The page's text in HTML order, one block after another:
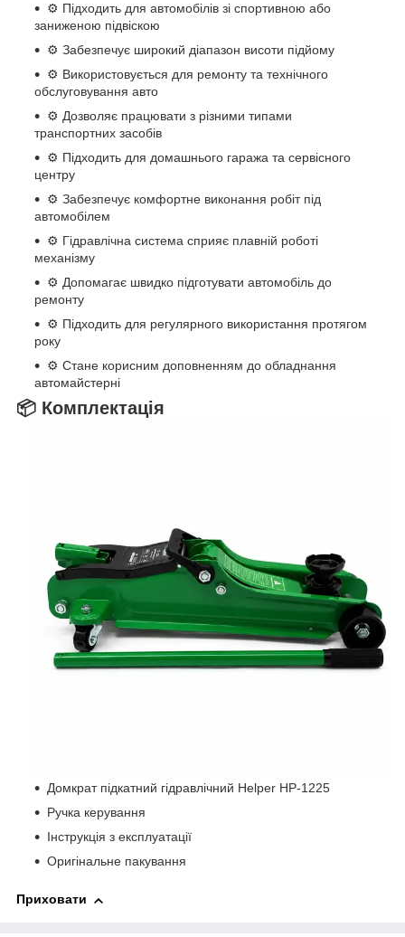
⚙️ Підходить для автомобілів зі спортивною або
заниженою підвіскою
⚙️ Забезпечує широкий діапазон висоти підйому
⚙️ Використовується для ремонту та технічного
обслуговування авто
⚙️ Дозволяє працювати з різними типами
транспортних засобів
⚙️ Підходить для домашнього гаража та сервісного
центру
⚙️ Забезпечує комфортне виконання робіт під
автомобілем
⚙️ Гідравлічна система сприяє плавній роботі
механізму
⚙️ Допомагає швидко підготувати автомобіль до
ремонту
⚙️ Підходить для регулярного використання протягом
року
⚙️ Стане корисним доповненням до обладнання
автомайстерні
📦 Комплектація
Домкрат підкатний гідравлічний Helper HP-1225
Ручка керування
Інструкція з експлуатації
Оригінальне пакування
Приховати